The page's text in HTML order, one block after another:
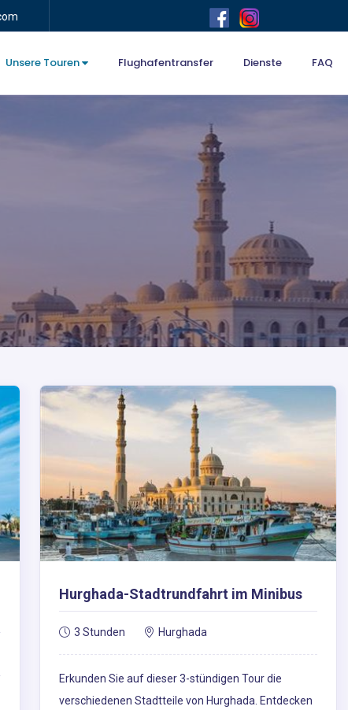
Unsere Touren Flughafentransfer Dienste FAQ
Hurghada-Stadtrundfahrt im Minibus
3 Stunden Hurghada
Erkunden Sie auf dieser 3-stündigen Tour die
verschiedenen Stadtteile von Hurghada. Entdecken